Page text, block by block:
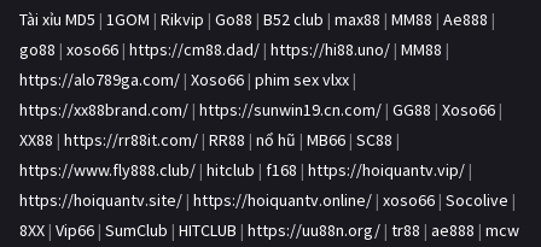
Tài xỉu MD5 | 1GOM | Rikvip | Go88 | B52 club | max88 | MM88 | Ae888 |
go88 | xoso66 | https://cm88.dad/ | https://hi88.uno/ | MM88 |
https://alo789ga.com/ | Xoso66 | phim sex vlxx |
https://xx88brand.com/ | https://sunwin19.cn.com/ | GG88 | Xoso66 |
XX88 | https://rr88it.com/ | RR88 | nổ hũ | MB66 | SC88 |
https://www.fly888.club/ | hitclub | f168 | https://hoiquantv.vip/ |
https://hoiquantv.site/ | https://hoiquantv.online/ | xoso66 | Socolive |
8XX | Vip66 | SumClub | HITCLUB | https://uu88n.org/ | tr88 | ae888 | mcw